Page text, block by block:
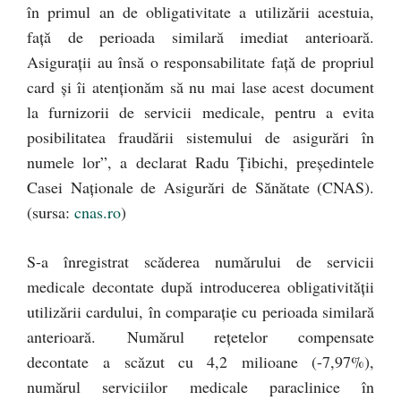
în primul an de obligativitate a utilizării acestuia,
faţă de perioada similară imediat anterioară.
Asiguraţii au însă o responsabilitate faţă de propriul
card şi îi atenţionăm să nu mai lase acest document
la furnizorii de servicii medicale, pentru a evita
posibilitatea fraudării sistemului de asigurări în
numele lor”, a declarat Radu Ţibichi, preşedintele
Casei Naționale de Asigurări de Sănătate (CNAS).
(sursa: cnas.ro)
S-a înregistrat scăderea numărului de servicii
medicale decontate după introducerea obligativităţii
utilizării cardului, în comparaţie cu perioada similară
anterioară. Numărul reţetelor compensate
decontate a scăzut cu 4,2 milioane (-7,97%),
numărul serviciilor medicale paraclinice în